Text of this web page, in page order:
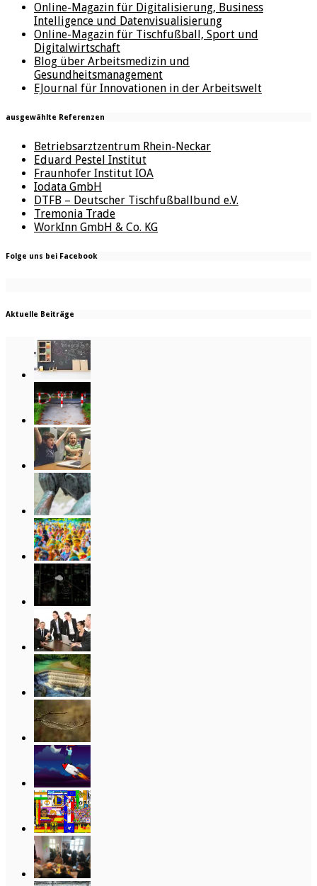
Online-Magazin für Digitalisierung, Business
Intelligence und Datenvisualisierung
Online-Magazin für Tischfußball, Sport und
Digitalwirtschaft
Blog über Arbeitsmedizin und
Gesundheitsmanagement
EJournal für Innovationen in der Arbeitswelt
ausgewählte Referenzen
Betriebsarztzentrum Rhein-Neckar
Eduard Pestel Institut
Fraunhofer Institut IOA
Iodata GmbH
DTFB – Deutscher Tischfußballbund e.V.
Tremonia Trade
WorkInn GmbH & Co. KG
Folge uns bei Facebook
Aktuelle Beiträge